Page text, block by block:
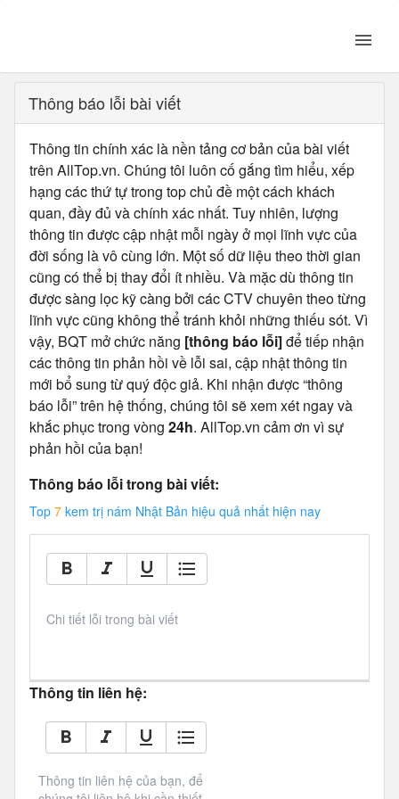
Thông báo lỗi bài viết
Thông tin chính xác là nền tảng cơ bản của bài viết
trên AllTop.vn. Chúng tôi luôn cố gắng tìm hiểu, xếp
hạng các thứ tự trong top chủ đề một cách khách
quan, đầy đủ và chính xác nhất. Tuy nhiên, lượng
thông tin được cập nhật mỗi ngày ở mọi lĩnh vực của
đời sống là vô cùng lớn. Một số dữ liệu theo thời gian
cũng có thể bị thay đổi ít nhiều. Và mặc dù thông tin
được sàng lọc kỹ càng bởi các CTV chuyên theo từng
lĩnh vực cũng không thể tránh khỏi những thiếu sót. Vì
vậy, BQT mở chức năng [thông báo lỗi]để tiếp nhận
các thông tin phản hồi về lỗi sai, cập nhật thông tin
mới bổ sung từ quý độc giả. Khi nhận được “thông
báo lỗi” trên hệ thống, chúng tôi sẽ xem xét ngay và
khắc phục trong vòng 24h. AllTop.vn cảm ơn vì sự
phản hồi của bạn!
Thông báo lỗi trong bài viết:
Top 7 kem trị nám Nhật Bản hiệu quả nhất hiện nay
Chi tiết lỗi trong bài viết
Thông tin liên hệ:
Thông tin liên hệ của bạn, để